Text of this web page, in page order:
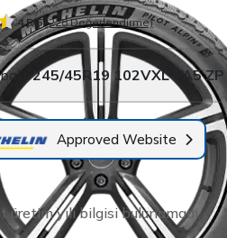
4.5/5 (228 Değerlendirme)
245/45R19 102VXL PA5 ZP
Approved Website
üretim yılı bilgisi bulunamadı.